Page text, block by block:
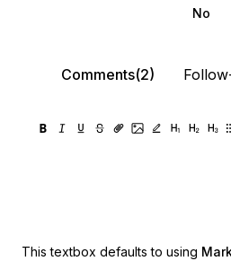
No
Comments(2)
This textbox defaults to using